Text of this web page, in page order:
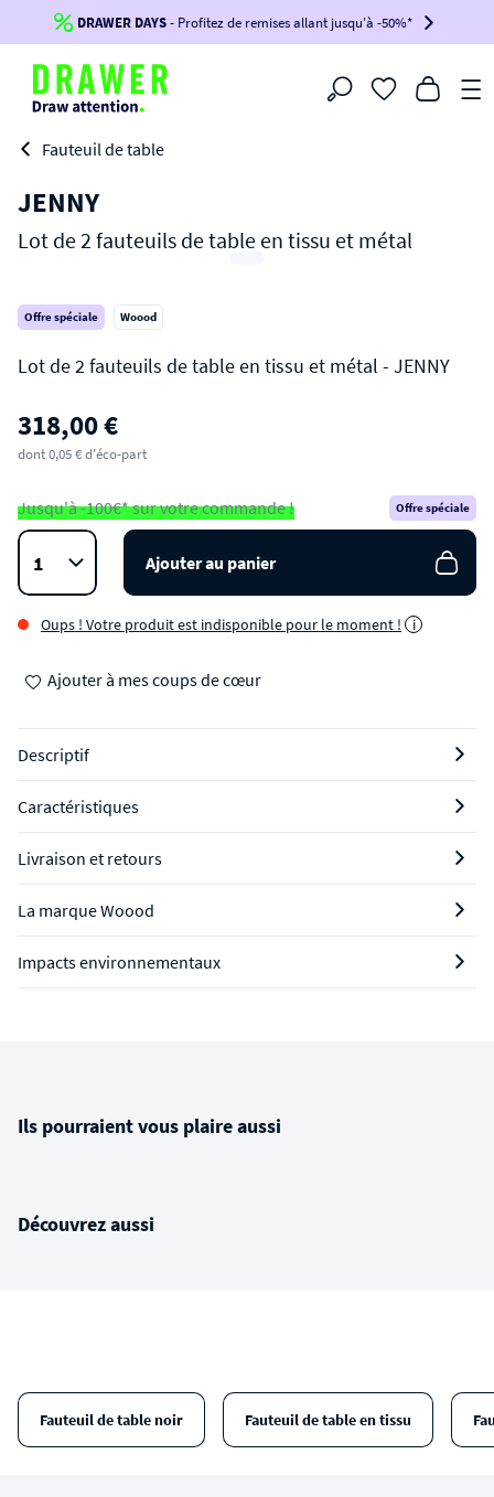
Jusqu'à-100€*sur votre commande !
BIKINI100
-voir conditions en bas de page-
DRAWER DAYS- Profitez de remises allant jusqu'à -50%*
Filtrer
Fauteuil de table
JENNY
Lot de 2 fauteuils de table en tissu et métal
Offre spéciale Woood
JENNY
Lot de 2 fauteuils de table en tissu et métal
318,00 €
dont 0,05 € d'éco-part
Jusqu'à -100€* sur votre commande ! Offre spéciale
Ajouter au panier
Oups ! Votre produit est indisponible pour le moment ! i
Ajouter à mes coups de cœur
Descriptif
Caractéristiques
Livraison et retours
La marque Woood
Impacts environnementaux
Ils pourraient vous plaire aussi
Découvrez aussi
Fauteuil de table noir Fauteuil de table en tissu